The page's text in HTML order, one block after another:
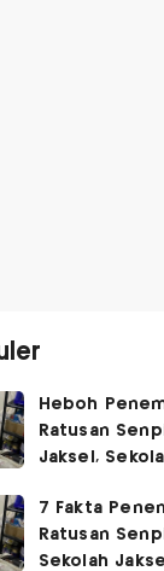
Heboh
Ratusan
Jaksel,
Kegiatan
Menembak
7 Fakta
Ratusan
Sekolah